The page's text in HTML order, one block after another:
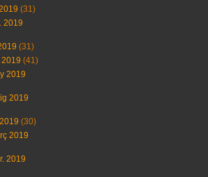
(31)
2019
(31)
(41)
2019
2019
(30)
2019
2019